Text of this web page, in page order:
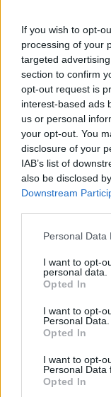
If you wish to opt-
processing of your
targeted
section to confirm
opt-out request is
interest-based ads
us or personal
your opt-out. You
disclosure of your
IAB’s list of
also be disclosed
Downstream
Please note that
not limited to your
grant or deny
use your data for
consent section.
Personal Data
I want to opt-
personal data.
Opted In
I want to opt-
Personal Data.
Opted In
I want to opt-
Personal Data
Opted In
αποχρώσεις στη
Αυτό το γλυκό
οpγασμός γεύσεων